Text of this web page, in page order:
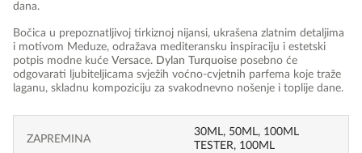
dana.
Bočica u prepoznatljivoj tirkiznoj nijansi, ukrašena zlatnim detaljima
i motivom Meduze, odražava mediteransku inspiraciju i estetski
potpis modne kuće Versace. Dylan Turquoise posebno će
odgovarati ljubiteljicama svježih voćno-cvjetnih parfema koje traže
laganu, skladnu kompoziciju za svakodnevno nošenje i toplije dane.
ZAPREMINA
30ML, 50ML, 100ML
TESTER, 100ML